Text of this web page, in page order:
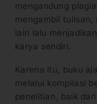
mengandung
mengambil tulisan,
lain lalu
karya sendiri.
Karena itu, buku
melalui kompilasi
penelitian, baik